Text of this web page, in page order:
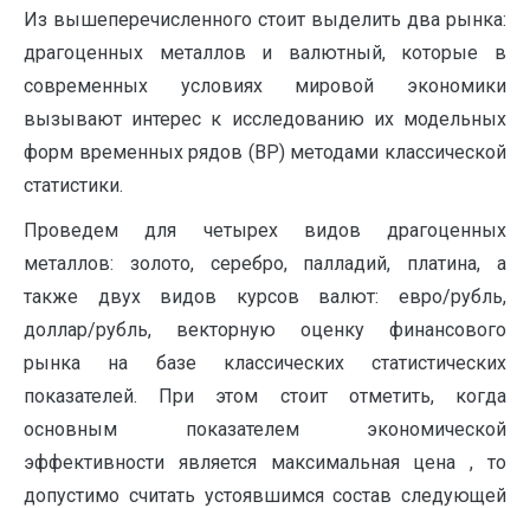
Из вышеперечисленного стоит выделить два рынка:
драгоценных металлов и валютный, которые в
современных условиях мировой экономики
вызывают интерес к исследованию их модельных
форм временных рядов (BP) методами классической
статистики.
Проведем для четырех видов драгоценных
металлов: золото, серебро, палладий, платина, а
также двух видов курсов валют: евро/рубль,
доллар/рубль, векторную оценку финансового
рынка на базе классических статистических
показателей. При этом стоит отметить, когда
основным показателем экономической
эффективности является максимальная цена , то
допустимо считать устоявшимся состав следующей